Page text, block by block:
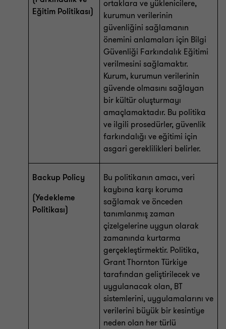
Eğitim Politikası)
ortaklara ve yüklenicilere,
kurumun verilerinin
güvenliğini sağlamanın
önemini anlamaları için Bilgi
Güvenliği Farkındalık Eğitimi
verilmesini sağlamaktır.
Kurum, kurumun verilerinin
güvende olmasını sağlayan
bir kültür oluşturmayı
amaçlamaktadır. Bu politika
ve ilgili prosedürler, güvenlik
farkındalığı ve eğitimi için
asgari gereklilikleri belirler.
Backup Policy
(Yedekleme
Politikası)
Bu politikanın amacı, veri
kaybına karşı koruma
sağlamak ve önceden
tanımlanmış zaman
çizelgelerine uygun olarak
zamanında kurtarma
gerçekleştirmektir. Politika,
Grant Thornton Türkiye
tarafından geliştirilecek ve
uygulanacak olan, BT
sistemlerini, uygulamalarını ve
verilerini büyük bir kesintiye
neden olan her türlü